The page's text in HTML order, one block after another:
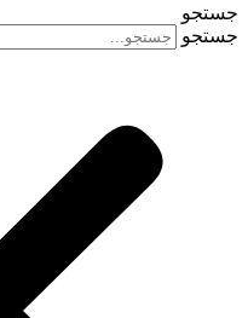
جستجو
جستجو